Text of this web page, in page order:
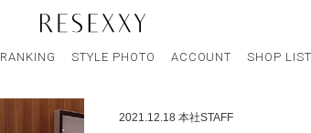
RANKING STYLE PHOTO ACCOUNT SHOP LIST
2021.12.18 本社STAFF